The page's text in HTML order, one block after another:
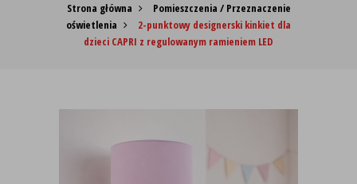
Strona główna
Pomieszczenia / Przeznaczenie
oświetlenia
2-punktowy designerski kinkiet dla
dzieci CAPRI z regulowanym ramieniem LED